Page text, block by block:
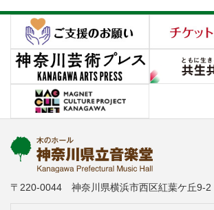
〒220-0044 神奈川県横浜市西区紅葉ケ丘9-2